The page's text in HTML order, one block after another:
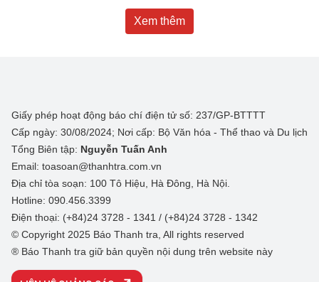
Xem thêm
Giấy phép hoạt động báo chí điện tử số: 237/GP-BTTTT
Cấp ngày: 30/08/2024; Nơi cấp: Bộ Văn hóa - Thể thao và Du lịch
Tổng Biên tập: Nguyễn Tuấn Anh
Email: toasoan@thanhtra.com.vn
Địa chỉ tòa soạn: 100 Tô Hiệu, Hà Đông, Hà Nội.
Hotline: 090.456.3399
Điện thoại: (+84)24 3728 - 1341 / (+84)24 3728 - 1342
© Copyright 2025 Báo Thanh tra, All rights reserved
® Báo Thanh tra giữ bản quyền nội dung trên website này